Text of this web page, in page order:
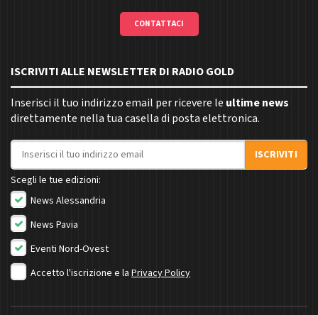
CONTATTACI
ISCRIVITI ALLE NEWSLETTER DI RADIO GOLD
Inserisci il tuo indirizzo email per ricevere le ultime news
direttamente nella tua casella di posta elettronica.
Indirizzo email
ISCRIVITI
Scegli le tue edizioni:
News Alessandria
News Pavia
Eventi Nord-Ovest
Accetto l'iscrizione e la Privacy Policy